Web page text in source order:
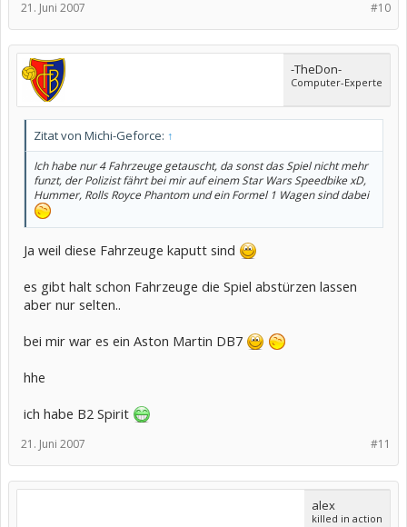
#10
21. Juni 2007
-TheDon-
Computer-Experte
Zitat von Michi-Geforce: ↑
Ich habe nur 4 Fahrzeuge getauscht, da sonst das Spiel nicht mehr
funzt, der Polizist fährt bei mir auf einem Star Wars Speedbike xD,
Hummer, Rolls Royce Phantom und ein Formel 1 Wagen sind dabei
Ja weil diese Fahrzeuge kaputt sind
es gibt halt schon Fahrzeuge die Spiel abstürzen lassen
aber nur selten..
bei mir war es ein Aston Martin DB7
hhe
ich habe B2 Spirit
#11
21. Juni 2007
alex
killed in action